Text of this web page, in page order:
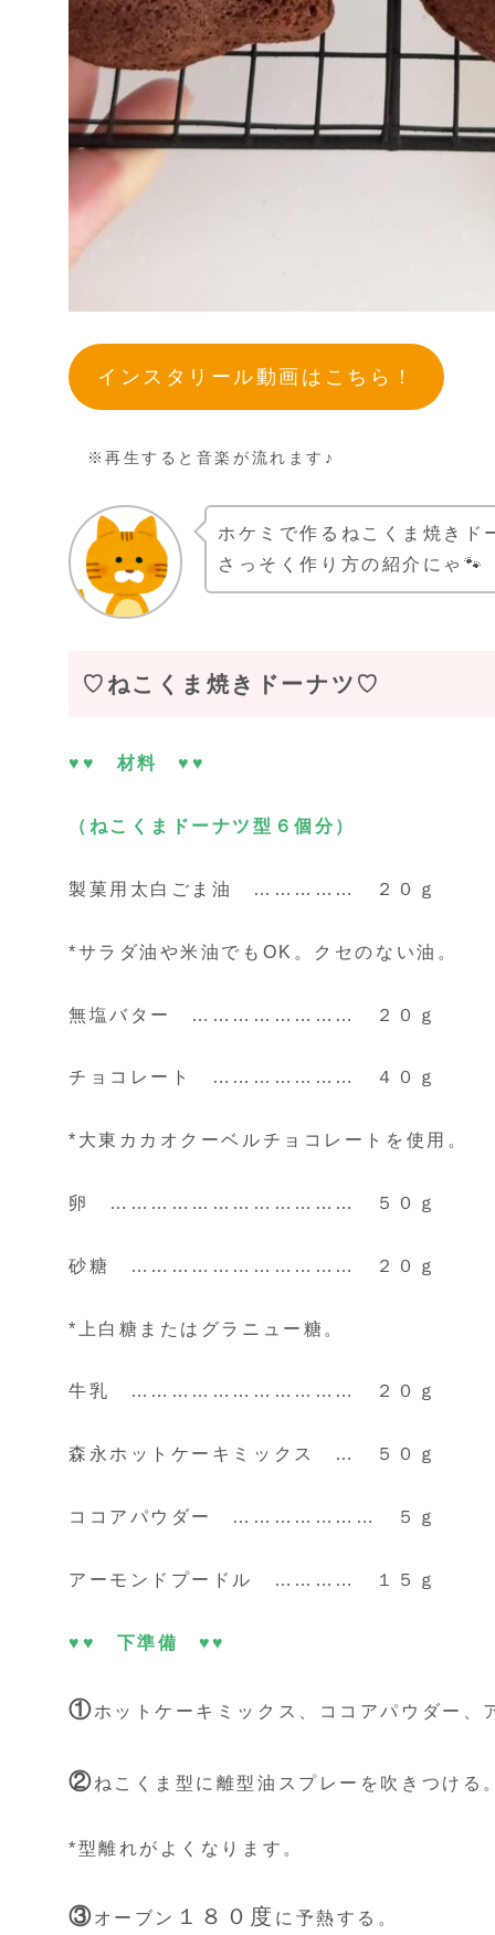
インスタリール動画はこちら！
※再生すると音楽が流れます♪
ホケミで作るねこくま焼きド
さっそく作り方の紹介にゃ🐾
♡ねこくま焼きドーナツ♡
♥♥ 材料 ♥♥
（ねこくまドーナツ型６個分）
製菓用太白ごま油 …………… ２０ｇ
*サラダ油や米油でもOK。クセのない油。
無塩バター …………………… ２０ｇ
チョコレート ………………… ４０ｇ
*大東カカオクーベルチョコレートを使用。
卵 ……………………………… ５０ｇ
砂糖 …………………………… ２０ｇ
*上白糖またはグラニュー糖。
牛乳 …………………………… ２０ｇ
森永ホットケーキミックス … ５０ｇ
ココアパウダー ………………… ５ｇ
アーモンドプードル ………… １５ｇ
♥♥ 下準備 ♥♥
①ホットケーキミックス、ココアパウダー
②ねこくま型に離型油スプレーを吹きつける
*型離れがよくなります。
③オーブン １８０度 に予熱する。